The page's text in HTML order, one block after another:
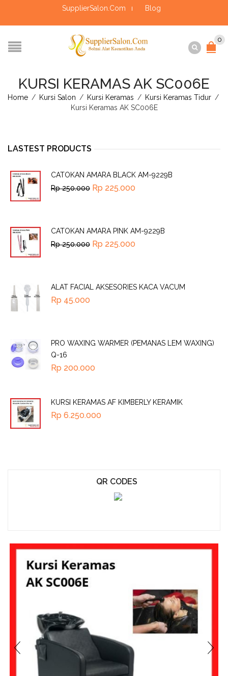
SupplierSalon.Com Blog
0
KURSI KERAMAS AK SC006E
Home / Kursi Salon / Kursi Keramas / Kursi Keramas Tidur /
Kursi Keramas AK SC006E
LASTEST PRODUCTS
CATOKAN AMARA BLACK AM-9229B
Rp250.000 Rp 225.000
CATOKAN AMARA PINK AM-9229B
Rp250.000 Rp 225.000
ALAT FACIAL AKSESORIES KACA VACUM
Rp 45.000
PRO WAXING WARMER (PEMANAS LEM WAXING)
Q-16
Rp 200.000
KURSI KERAMAS AF KIMBERLY KERAMIK
Rp 6.250.000
QR CODES